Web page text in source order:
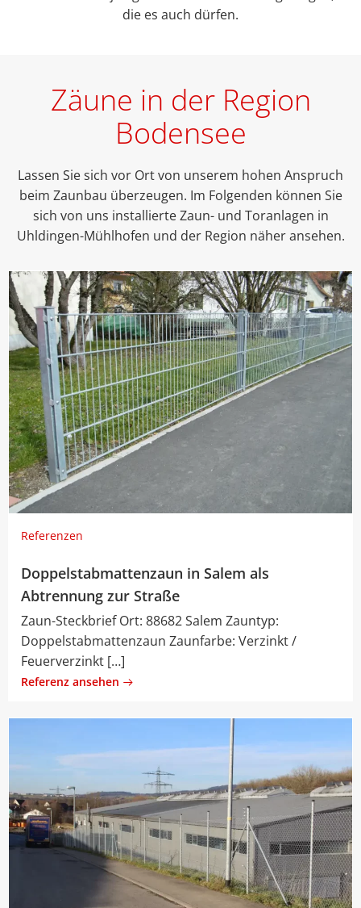
die es auch dürfen.
Zäune in der Region
Bodensee
Lassen Sie sich vor Ort von unserem hohen Anspruch
beim Zaunbau überzeugen. Im Folgenden können Sie
sich von uns installierte Zaun- und Toranlagen in
Uhldingen-Mühlhofen und der Region näher ansehen.
Referenzen
Doppelstabmattenzaun in Salem als
Abtrennung zur Straße
Zaun-Steckbrief Ort: 88682 Salem Zauntyp:
Doppelstabmattenzaun Zaunfarbe: Verzinkt /
Feuerverzinkt […]
Referenz ansehen